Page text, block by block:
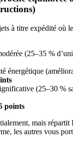
à titre expédité où
(25–35 %
énergétique
(25–30 %
points
mais répartit
les autres vous